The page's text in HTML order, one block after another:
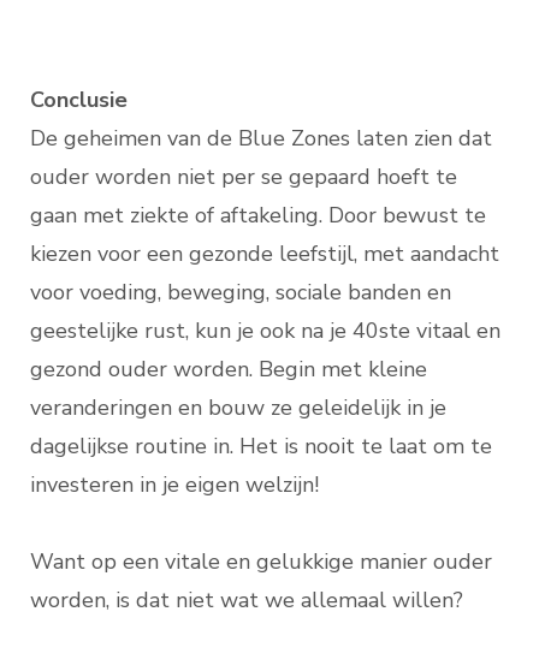
Conclusie
De geheimen van de Blue Zones laten zien dat
ouder worden niet per se gepaard hoeft te
gaan met ziekte of aftakeling. Door bewust te
kiezen voor een gezonde leefstijl, met aandacht
voor voeding, beweging, sociale banden en
geestelijke rust, kun je ook na je 40ste vitaal en
gezond ouder worden. Begin met kleine
veranderingen en bouw ze geleidelijk in je
dagelijkse routine in. Het is nooit te laat om te
investeren in je eigen welzijn!
Want op een vitale en gelukkige manier ouder
worden, is dat niet wat we allemaal willen?